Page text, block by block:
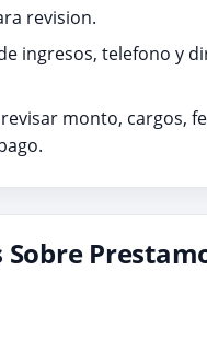
revision.
ingresos, telefono y
monto, cargos,